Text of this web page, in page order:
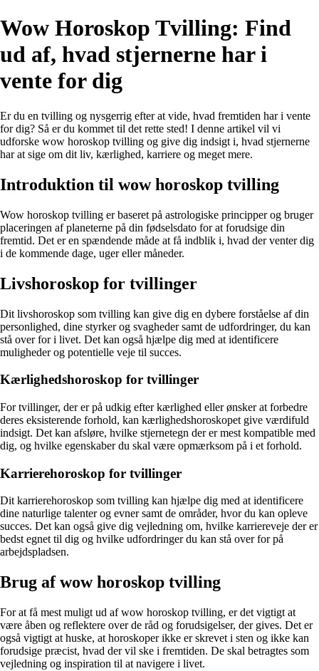
Wow Horoskop Tvilling: Find
ud af, hvad stjernerne har i
vente for dig
Er du en tvilling og nysgerrig efter at vide, hvad fremtiden har i vente
for dig? Så er du kommet til det rette sted! I denne artikel vil vi
udforske wow horoskop tvilling og give dig indsigt i, hvad stjernerne
har at sige om dit liv, kærlighed, karriere og meget mere.
Introduktion til wow horoskop tvilling
Wow horoskop tvilling er baseret på astrologiske principper og bruger
placeringen af ​​planeterne på din fødselsdato for at forudsige din
fremtid. Det er en spændende måde at få indblik i, hvad der venter dig
i de kommende dage, uger eller måneder.
Livshoroskop for tvillinger
Dit livshoroskop som tvilling kan give dig en dybere forståelse af din
personlighed, dine styrker og svagheder samt de udfordringer, du kan
stå over for i livet. Det kan også hjælpe dig med at identificere
muligheder og potentielle veje til succes.
Kærlighedshoroskop for tvillinger
For tvillinger, der er på udkig efter kærlighed eller ønsker at forbedre
deres eksisterende forhold, kan kærlighedshoroskopet give værdifuld
indsigt. Det kan afsløre, hvilke stjernetegn der er mest kompatible med
dig, og hvilke egenskaber du skal være opmærksom på i et forhold.
Karrierehoroskop for tvillinger
Dit karrierehoroskop som tvilling kan hjælpe dig med at identificere
dine naturlige talenter og evner samt de områder, hvor du kan opleve
succes. Det kan også give dig vejledning om, hvilke karriereveje der er
bedst egnet til dig og hvilke udfordringer du kan stå over for på
arbejdspladsen.
Brug af wow horoskop tvilling
For at få mest muligt ud af wow horoskop tvilling, er det vigtigt at
være åben og reflektere over de råd og forudsigelser, der gives. Det er
også vigtigt at huske, at horoskoper ikke er skrevet i sten og ikke kan
forudsige præcist, hvad der vil ske i fremtiden. De skal betragtes som
vejledning og inspiration til at navigere i livet.